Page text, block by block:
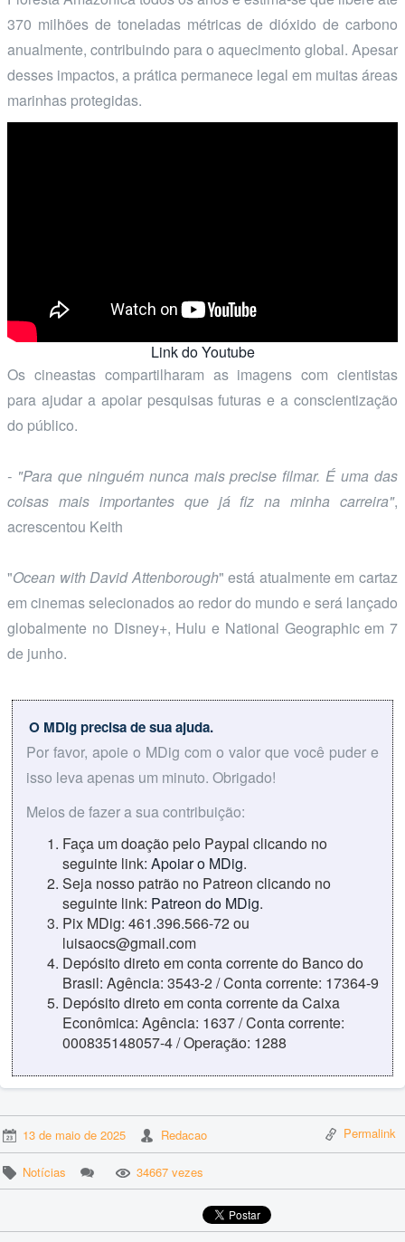
370 milhões de toneladas métricas de dióxido de carbono
anualmente, contribuindo para o aquecimento global. Apesar
desses impactos, a prática permanece legal em muitas áreas
marinhas protegidas.
Link do Youtube
Os cineastas compartilharam as imagens com cientistas
para ajudar a apoiar pesquisas futuras e a conscientização
do público.
- "Para que ninguém nunca mais precise filmar. É uma das
coisas mais importantes que já fiz na minha carreira",
acrescentou Keith
"Ocean with David Attenborough" está atualmente em cartaz
em cinemas selecionados ao redor do mundo e será lançado
globalmente no Disney+, Hulu e National Geographic em 7
de junho.
O MDig precisa de sua ajuda.
Por favor, apoie o MDig com o valor que você puder e
isso leva apenas um minuto. Obrigado!
Meios de fazer a sua contribuição:
Faça um doação pelo Paypal clicando no
seguinte link: Apoiar o MDig.
Seja nosso patrão no Patreon clicando no
seguinte link: Patreon do MDig.
Pix MDig: 461.396.566-72 ou
luisaocs@gmail.com
Depósito direto em conta corrente do Banco do
Brasil: Agência: 3543-2 / Conta corrente: 17364-9
Depósito direto em conta corrente da Caixa
Econômica: Agência: 1637 / Conta corrente:
000835148057-4 / Operação: 1288
13 de maio de 2025 Redacao Permalink
Notícias 34667 vezes